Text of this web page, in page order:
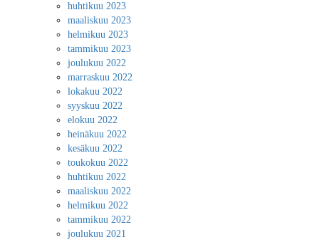
huhtikuu 2023
maaliskuu 2023
helmikuu 2023
tammikuu 2023
joulukuu 2022
marraskuu 2022
lokakuu 2022
syyskuu 2022
elokuu 2022
heinäkuu 2022
kesäkuu 2022
toukokuu 2022
huhtikuu 2022
maaliskuu 2022
helmikuu 2022
tammikuu 2022
joulukuu 2021